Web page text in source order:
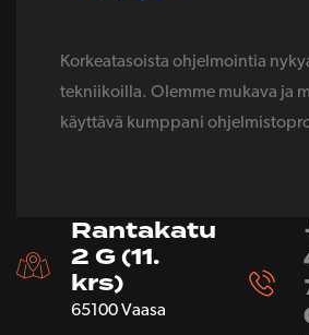
Korkeatasoista ohjelmointia
tekniikoilla. Olemme mukava ja
käyttävä kumppani
Rantakatu
2 G (11.
krs)
65100 Vaasa